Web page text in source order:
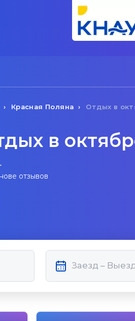
Красная Поляна Отдых в
в
отзывов